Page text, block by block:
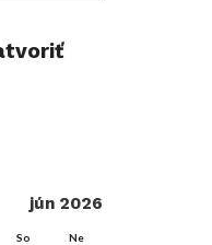
jún 2026
So Ne